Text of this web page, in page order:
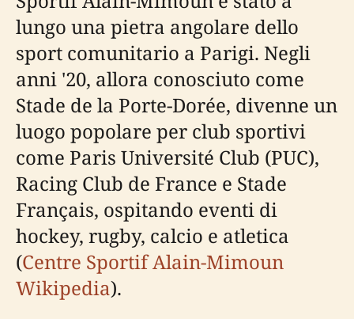
lungo una pietra angolare dello
sport comunitario a Parigi. Negli
anni '20, allora conosciuto come
Stade de la Porte-Dorée, divenne un
luogo popolare per club sportivi
come Paris Université Club (PUC),
Racing Club de France e Stade
Français, ospitando eventi di
hockey, rugby, calcio e atletica
(Centre Sportif Alain-Mimoun
Wikipedia).